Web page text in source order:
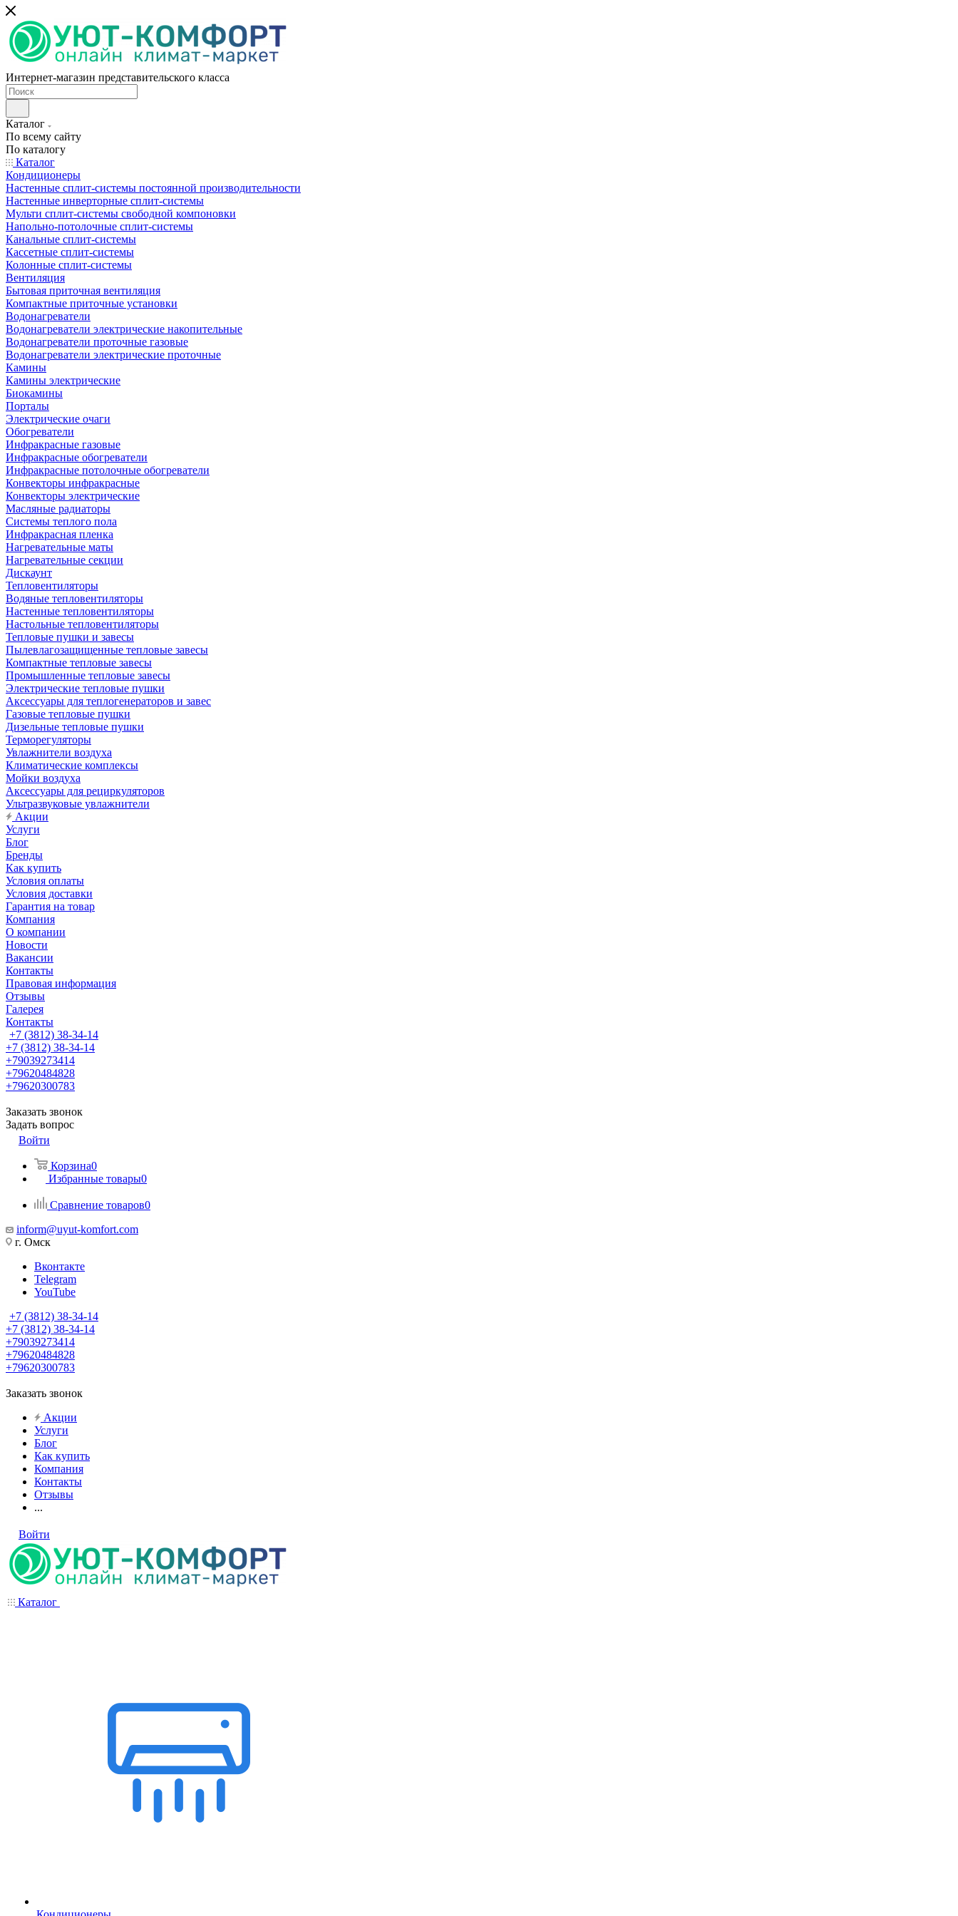
Интернет-магазин представительского класса
Каталог
По всему сайту
По каталогу
Каталог
Кондиционеры
Настенные сплит-системы постоянной производительности
Настенные инверторные сплит-системы
Мульти сплит-системы свободной компоновки
Напольно-потолочные сплит-системы
Канальные сплит-системы
Кассетные сплит-системы
Колонные сплит-системы
Вентиляция
Бытовая приточная вентиляция
Компактные приточные установки
Водонагреватели
Водонагреватели электрические накопительные
Водонагреватели проточные газовые
Водонагреватели электрические проточные
Камины
Камины электрические
Биокамины
Порталы
Электрические очаги
Обогреватели
Инфракрасные газовые
Инфракрасные обогреватели
Инфракрасные потолочные обогреватели
Конвекторы инфракрасные
Конвекторы электрические
Масляные радиаторы
Системы теплого пола
Инфракрасная пленка
Нагревательные маты
Нагревательные секции
Дискаунт
Тепловентиляторы
Водяные тепловентиляторы
Настенные тепловентиляторы
Настольные тепловентиляторы
Тепловые пушки и завесы
Пылевлагозащищенные тепловые завесы
Компактные тепловые завесы
Промышленные тепловые завесы
Электрические тепловые пушки
Аксессуары для теплогенераторов и завес
Газовые тепловые пушки
Дизельные тепловые пушки
Терморегуляторы
Увлажнители воздуха
Климатические комплексы
Мойки воздуха
Аксессуары для рециркуляторов
Ультразвуковые увлажнители
Акции
Услуги
Блог
Бренды
Как купить
Условия оплаты
Условия доставки
Гарантия на товар
Компания
О компании
Новости
Вакансии
Контакты
Правовая информация
Отзывы
Галерея
Контакты
+7 (3812) 38-34-14
+7 (3812) 38-34-14
+79039273414
+79620484828
+79620300783
Заказать звонок
Задать вопрос
Войти
Корзина0
Избранные товары0
Сравнение товаров0
inform@uyut-komfort.com
г. Омск
Вконтакте
Telegram
YouTube
+7 (3812) 38-34-14
+7 (3812) 38-34-14
+79039273414
+79620484828
+79620300783
Заказать звонок
Акции
Услуги
Блог
Как купить
Компания
Контакты
Отзывы
...
Войти
Каталог